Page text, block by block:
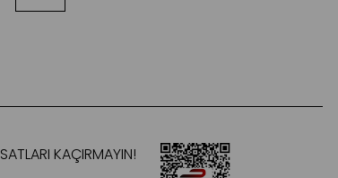
KAÇIRMAYIN!